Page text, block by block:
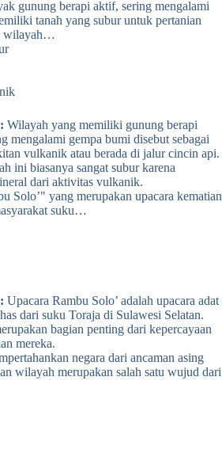
gunung berapi aktif, sering mengalami
tanah yang subur untuk pertanian
wilayah…
Wilayah yang memiliki gunung berapi
mengalami gempa bumi disebut sebagai
vulkanik atau berada di jalur cincin api.
ini biasanya sangat subur karena
dari aktivitas vulkanik.
Solo’" yang merupakan upacara kematian
suku…
Upacara Rambu Solo’ adalah upacara adat
dari suku Toraja di Sulawesi Selatan.
bagian penting dari kepercayaan
mereka.
negara dari ancaman asing
wilayah merupakan salah satu wujud dari